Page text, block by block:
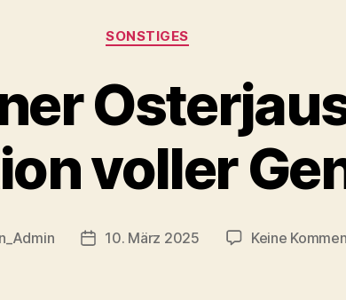
Kategorien
SONSTIGES
voller
Veröffentlichungsdatum
10. März 2025 Keine